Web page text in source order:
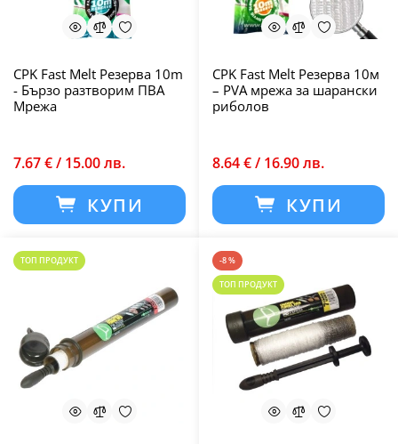
CPK Fast Melt Резерва 10m
- Бързо разтворим ПВА
Мрежа
7.67 € / 15.00 лв.
КУПИ
CPK Fast Melt Резерва 10м
– PVA мрежа за шарански
риболов
8.64 € / 16.90 лв.
КУПИ
ТОП ПРОДУКТ -8 %
ТОП ПРОДУКТ